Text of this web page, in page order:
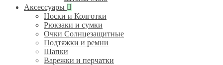
Аксессуары
Носки и Колготки
Рюкзаки и сумки
Очки Солнцезащитные
Подтяжки и ремни
Шапки
Варежки и перчатки